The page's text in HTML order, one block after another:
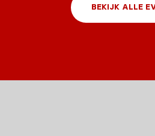
BEKIJK ALLE